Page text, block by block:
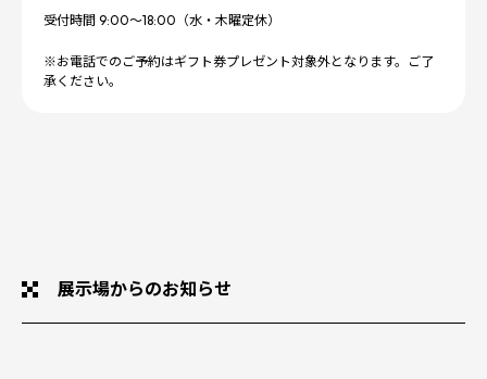
受付時間 9:00～18:00（水・木曜定休）
※お電話でのご予約はギフト券プレゼント対象外となります。ご了
承ください。
展示場からのお知らせ